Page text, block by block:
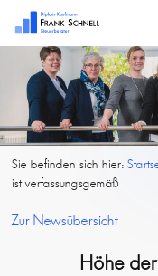
Sie befinden sich hier:
ist verfassungsgemäß
Zur Newsübersicht
Höhe